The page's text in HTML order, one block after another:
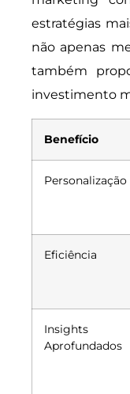
estratégias
não apenas
também
investimento
Benefício
Personalização
Eficiência
Insights
Aprofundados